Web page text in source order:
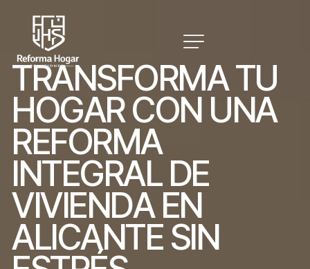
TRANSFORMATU
HOGARCON UNA
REFORMA
INTEGRAL DE
VIVIENDA EN
ALICANTE SIN